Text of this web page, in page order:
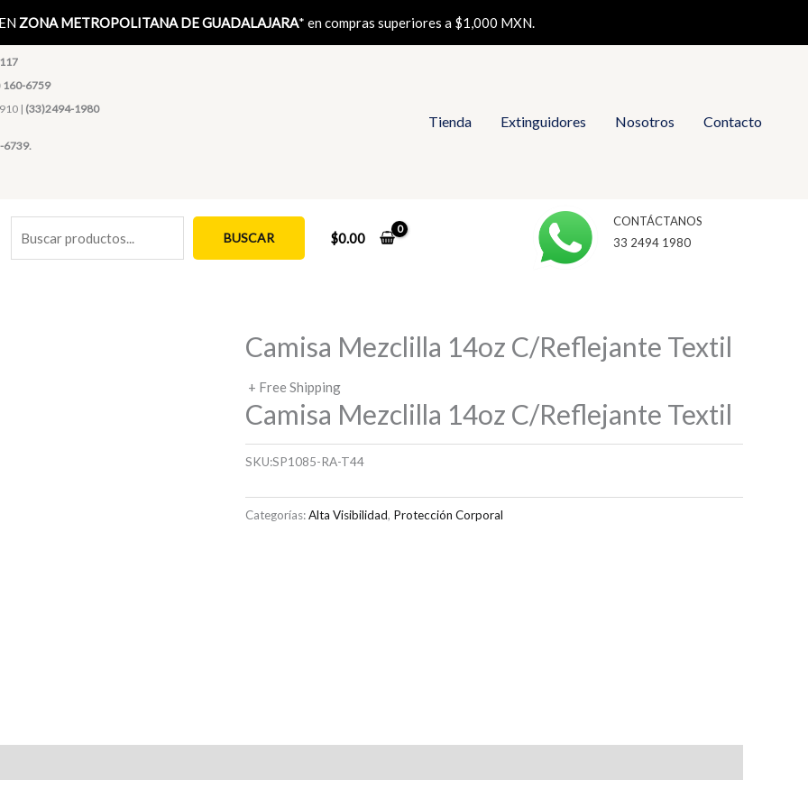
ZONA METROPOLITANA DE GUADALAJARA* en compras superiores a $1,000 MXN.
160-6759
| (33)2494-1980
6739.
Tienda Extinguidores Nosotros Contacto
BUSCAR $0.00
CONTÁCTANOS
33 2494 1980
Camisa Mezclilla 14oz C/Reflejante Textil
+ Free Shipping
Camisa Mezclilla 14oz C/Reflejante Textil
SKU:SP1085-RA-T44
Categorías:Alta Visibilidad, Protección Corporal